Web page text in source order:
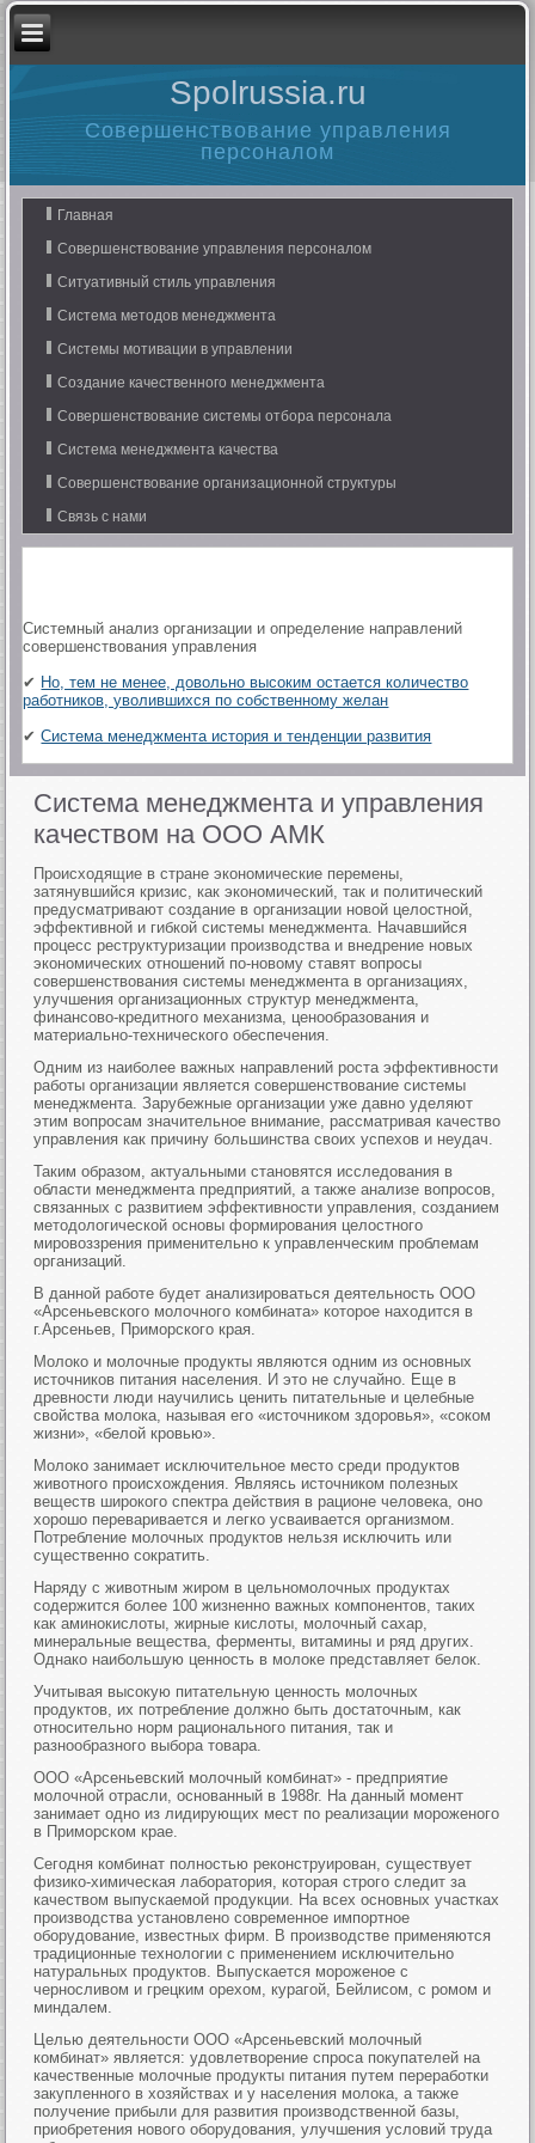
Spolrussia.ru
Совершенствование управления
персоналом
Главная
Совершенствование управления персоналом
Ситуативный стиль управления
Система методов менеджмента
Системы мотивации в управлении
Создание качественного менеджмента
Совершенствование системы отбора персонала
Система менеджмента качества
Совершенствование организационной структуры
Связь с нами
Системный анализ организации и определение направлений
совершенствования управления
✔ Но, тем не менее, довольно высоким остается количество
работников, уволившихся по собственному желан
✔Система менеджмента история и тенденции развития
Система менеджмента и управления
качеством на ООО АМК
Происходящие в стране экономические перемены,
затянувшийся кризис, как экономический, так и политический
предусматривают создание в организации новой целостной,
эффективной и гибкой системы менеджмента. Начавшийся
процесс реструктуризации производства и внедрение новых
экономических отношений по-новому ставят вопросы
совершенствования системы менеджмента в организациях,
улучшения организационных структур менеджмента,
финансово-кредитного механизма, ценообразования и
материально-технического обеспечения.
Одним из наиболее важных направлений роста эффективности
работы организации является совершенствование системы
менеджмента. Зарубежные организации уже давно уделяют
этим вопросам значительное внимание, рассматривая качество
управления как причину большинства своих успехов и неудач.
Таким образом, актуальными становятся исследования в
области менеджмента предприятий, а также анализе вопросов,
связанных с развитием эффективности управления, созданием
методологической основы формирования целостного
мировоззрения применительно к управленческим проблемам
организаций.
В данной работе будет анализироваться деятельность ООО
«Арсеньевского молочного комбината» которое находится в
г.Арсеньев, Приморского края.
Молоко и молочные продукты являются одним из основных
источников питания населения. И это не случайно. Еще в
древности люди научились ценить питательные и целебные
свойства молока, называя его «источником здоровья», «соком
жизни», «белой кровью».
Молоко занимает исключительное место среди продуктов
животного происхождения. Являясь источником полезных
веществ широкого спектра действия в рационе человека, оно
хорошо переваривается и легко усваивается организмом.
Потребление молочных продуктов нельзя исключить или
существенно сократить.
Наряду с животным жиром в цельномолочных продуктах
содержится более 100 жизненно важных компонентов, таких
как аминокислоты, жирные кислоты, молочный сахар,
минеральные вещества, ферменты, витамины и ряд других.
Однако наибольшую ценность в молоке представляет белок.
Учитывая высокую питательную ценность молочных
продуктов, их потребление должно быть достаточным, как
относительно норм рационального питания, так и
разнообразного выбора товара.
ООО «Арсеньевский молочный комбинат» - предприятие
молочной отрасли, основанный в 1988г. На данный момент
занимает одно из лидирующих мест по реализации мороженого
в Приморском крае.
Сегодня комбинат полностью реконструирован, существует
физико-химическая лаборатория, которая строго следит за
качеством выпускаемой продукции. На всех основных участках
производства установлено современное импортное
оборудование, известных фирм. В производстве применяются
традиционные технологии с применением исключительно
натуральных продуктов. Выпускается мороженое с
черносливом и грецким орехом, курагой, Бейлисом, с ромом и
миндалем.
Целью деятельности ООО «Арсеньевский молочный
комбинат» является: удовлетворение спроса покупателей на
качественные молочные продукты питания путем переработки
закупленного в хозяйствах и у населения молока, а также
получение прибыли для развития производственной базы,
приобретения нового оборудования, улучшения условий труда